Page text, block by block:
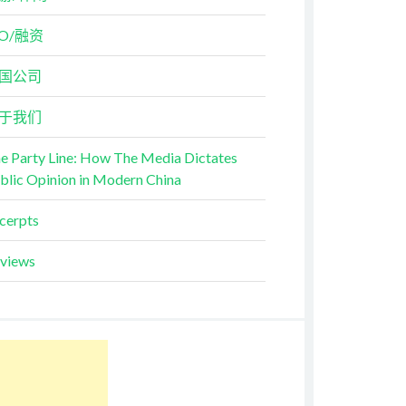
融资
公司
我们
Party Line: How The Media Dictates
Opinion in Modern China